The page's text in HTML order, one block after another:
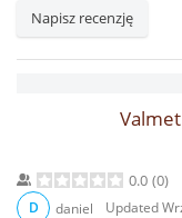
Napisz recenzję
0.0 (0)
D daniel Updated